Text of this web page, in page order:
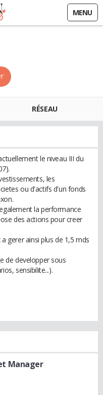
MENU
RÉSEAU
le niveau III du
les
ou d'actifs d'un fonds
la performance
des actions pour creer
gerer ainsi plus de 1,5 mds
de developper sous
sensibilite...).
Manager